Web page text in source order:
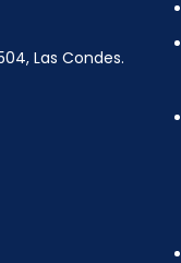
Las Condes.